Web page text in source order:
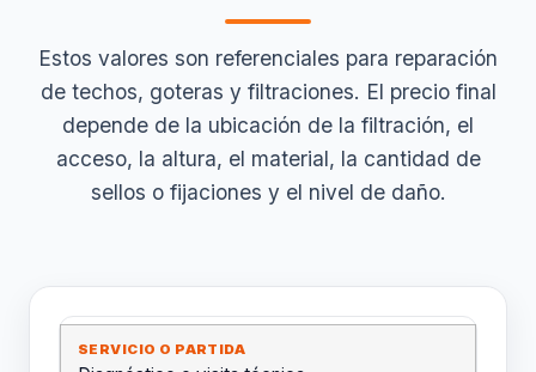
Estos valores son referenciales para reparación
de techos, goteras y filtraciones. El precio final
depende de la ubicación de la filtración, el
acceso, la altura, el material, la cantidad de
sellos o fijaciones y el nivel de daño.